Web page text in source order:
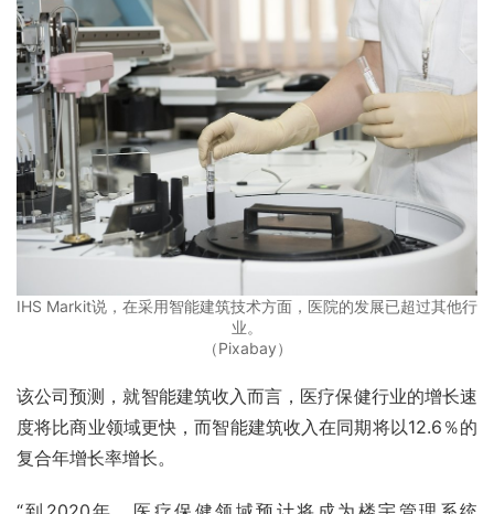
IHS Markit说，在采用智能建筑技术方面，医院的发展已超过其他行
业。
（Pixabay）
该公司预测，就智能建筑收入而言，医疗保健行业的增长速
度将比商业领域更快，而智能建筑收入在同期将以12.6％的
复合年增长率增长。